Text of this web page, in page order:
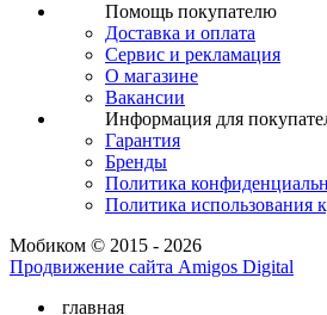
Помощь покупателю
Доставка и оплата
Сервис и рекламация
О магазине
Вакансии
Информация для
Гарантия
Бренды
Политика
Политика использования
Мобиком © 2015 - 2026
Продвижение сайта Amigos Digital
главная